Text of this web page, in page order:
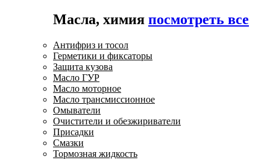
Масла, химия посмотреть все
Антифриз и тосол
Герметики и фиксаторы
Защита кузова
Масло ГУР
Масло моторное
Масло трансмиссионное
Омыватели
Очистители и обезжириватели
Присадки
Смазки
Тормозная жидкость